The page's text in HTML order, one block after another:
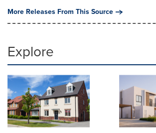
More Releases From This Source
Explore